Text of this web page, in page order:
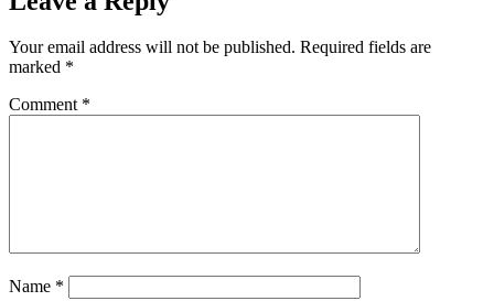
Your email address will not be published. Required fields are
marked *
Comment *
Name *